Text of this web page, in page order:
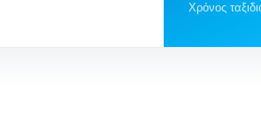
Χρόνος